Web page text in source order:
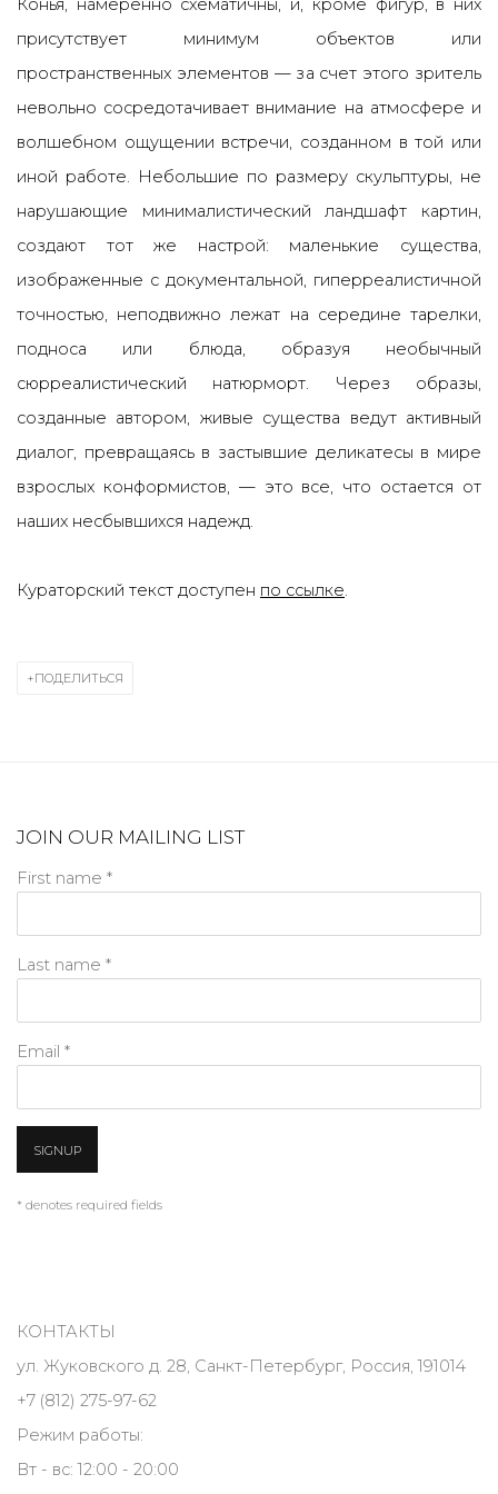
Конья, намеренно схематичны, и, кроме фигур, в них
присутствует минимум объектов или
пространственных элементов — за счет этого зритель
невольно сосредотачивает внимание на атмосфере и
волшебном ощущении встречи, созданном в той или
иной работе. Небольшие по размеру скульптуры, не
нарушающие минималистический ландшафт картин,
создают тот же настрой: маленькие существа,
изображенные с документальной, гиперреалистичной
точностью, неподвижно лежат на середине тарелки,
подноса или блюда, образуя необычный
сюрреалистический натюрморт. Через образы,
созданные автором, живые существа ведут активный
диалог, превращаясь в застывшие деликатесы в мире
взрослых конформистов, — это все, что остается от
наших несбывшихся надежд.
Кураторский текст доступен по ссылке.
ПОДЕЛИТЬСЯ
JOIN OUR MAILING LIST
First name *
Last name *
Email *
SIGNUP
* denotes required fields
КОНТАКТЫ
ул. Жуковского д. 28, Санкт-Петербург, Россия, 191014
+7 (812) 275-97-62
Режим работы:
Вт - вс: 12:00 - 20:00